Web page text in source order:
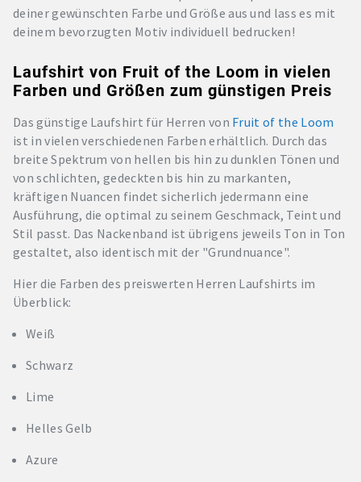
deiner gewünschten Farbe und Größe aus und lass es mit
deinem bevorzugten Motiv individuell bedrucken!
Laufshirt von Fruit of the Loom in vielen
Farben und Größen zum günstigen Preis
Das günstige Laufshirt für Herren von Fruit of the Loom
ist in vielen verschiedenen Farben erhältlich. Durch das
breite Spektrum von hellen bis hin zu dunklen Tönen und
von schlichten, gedeckten bis hin zu markanten,
kräftigen Nuancen findet sicherlich jedermann eine
Ausführung, die optimal zu seinem Geschmack, Teint und
Stil passt. Das Nackenband ist übrigens jeweils Ton in Ton
gestaltet, also identisch mit der "Grundnuance".
Hier die Farben des preiswerten Herren Laufshirts im
Überblick:
Weiß
Schwarz
Lime
Helles Gelb
Azure